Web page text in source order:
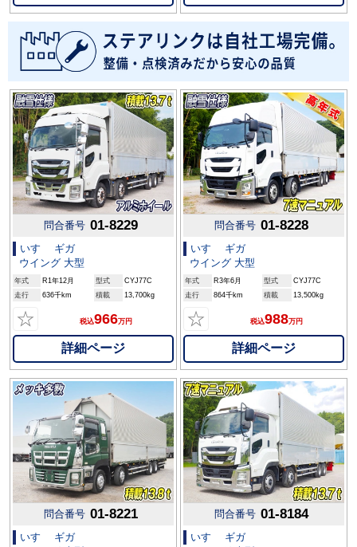
問合番号 01-8229
いすゞ ギガ
ウイング 大型
年式 R1年12月 型式
CYJ77C
走行
636千km 積載 13,700kg
☆ 税込966万円
詳細ページ
問合番号 01-8228
いすゞ ギガ
ウイング 大型
年式 R3年6月 型式
CYJ77C
走行
864千km 積載 13,500kg
☆ 税込988万円
詳細ページ
問合番号 01-8221
いすゞ ギガ
問合番号 01-8184
いすゞ ギガ